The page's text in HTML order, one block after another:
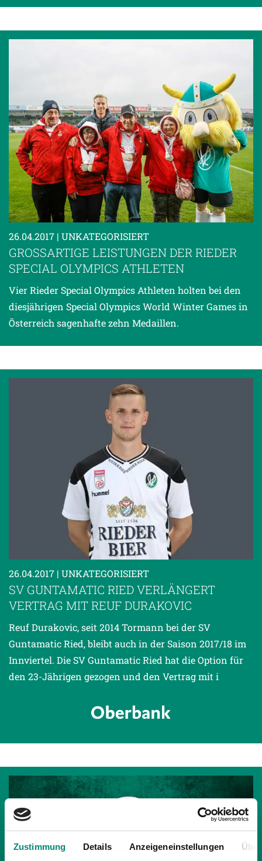
Zustimmung Details Anzeigeneinstellungen
26.04.2017 | UNKATEGORISIERT
GROSSARTIGE LEISTUNGEN DER RIEDER S
PECIAL OLYMPICS ATHLETEN
Vier Rieder Special Olympics Athleten holten bei den
diesjährigen Special Olympics World Winter Games in
Österreich sagenhafte zehn Medaillen.
26.04.2017 | UNKATEGORISIERT
SV GUNTAMATIC RIED VERLÄNGERT
VERTRAG MIT REUF DURAKOVIC
Reuf Durakovic, seit 2014 Tormann bei der SV
Guntamatic Ried, bleibt auch in der Saison 2017/18 im
Innviertel. Die SV Guntamatic Ried hat die Option für
den 23-Jährigen gezogen und den Vertrag mit i